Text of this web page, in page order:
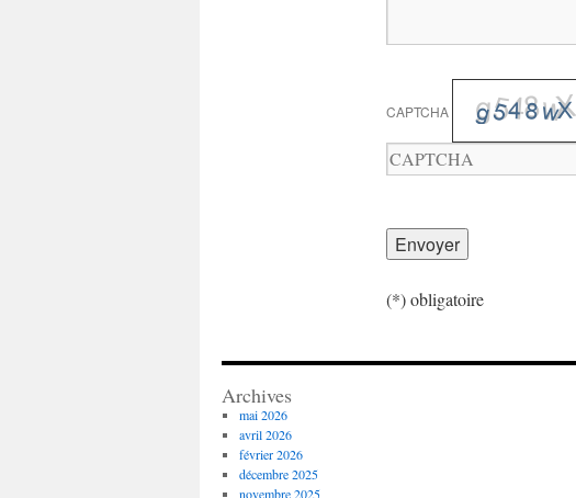
CAPTCHA
saisir
les
caractères
le
(*) obligatoire
Archives
mai 2026
avril 2026
février 2026
décembre 2025
novembre 2025